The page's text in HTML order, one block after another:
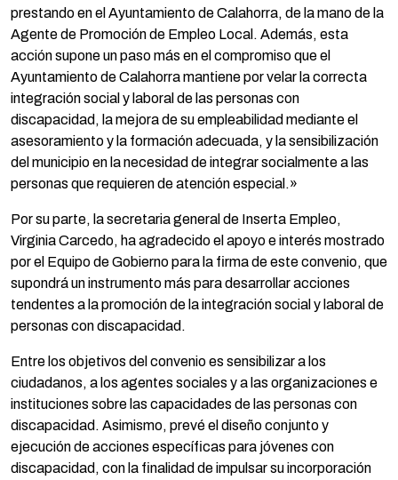
prestando en el Ayuntamiento de Calahorra, de la mano de la
Agente de Promoción de Empleo Local. Además, esta
acción supone un paso más en el compromiso que el
Ayuntamiento de Calahorra mantiene por velar la correcta
integración social y laboral de las personas con
discapacidad, la mejora de su empleabilidad mediante el
asesoramiento y la formación adecuada, y la sensibilización
del municipio en la necesidad de integrar socialmente a las
personas que requieren de atención especial.»
Por su parte, la secretaria general de Inserta Empleo,
Virginia Carcedo, ha agradecido el apoyo e interés mostrado
por el Equipo de Gobierno para la firma de este convenio, que
supondrá un instrumento más para desarrollar acciones
tendentes a la promoción de la integración social y laboral de
personas con discapacidad.
Entre los objetivos del convenio es sensibilizar a los
ciudadanos, a los agentes sociales y a las organizaciones e
instituciones sobre las capacidades de las personas con
discapacidad. Asimismo, prevé el diseño conjunto y
ejecución de acciones específicas para jóvenes con
discapacidad, con la finalidad de impulsar su incorporación